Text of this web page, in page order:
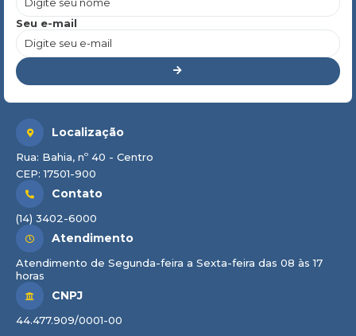
Seu e-mail
Localização
Rua: Bahia, nº 40 - Centro
CEP: 17501-900
Contato
(14) 3402-6000
Atendimento
Atendimento de Segunda-feira a Sexta-feira das 08 às 17
horas
CNPJ
44.477.909/0001-00